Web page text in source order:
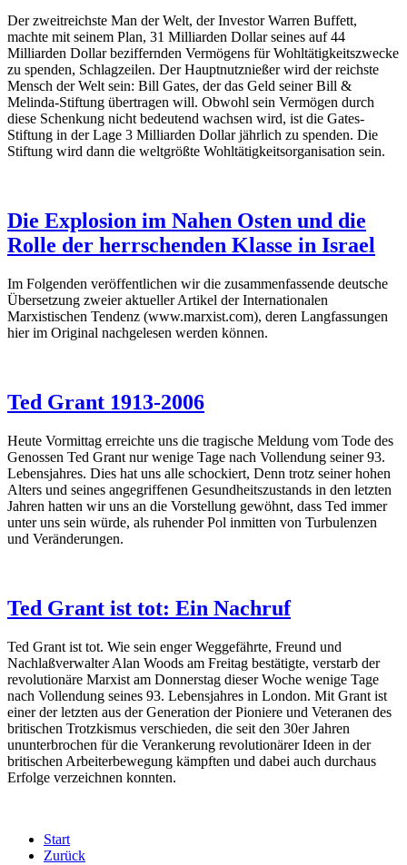
Der zweitreichste Man der Welt, der Investor Warren Buffett,
machte mit seinem Plan, 31 Milliarden Dollar seines auf 44
Milliarden Dollar beziffernden Vermögens für Wohltätigkeitszwecke
zu spenden, Schlagzeilen. Der Hauptnutznießer wird der reichste
Mensch der Welt sein: Bill Gates, der das Geld seiner Bill &
Melinda-Stiftung übertragen will. Obwohl sein Vermögen durch
diese Schenkung nicht bedeutend wachsen wird, ist die Gates-
Stiftung in der Lage 3 Milliarden Dollar jährlich zu spenden. Die
Stiftung wird dann die weltgrößte Wohltätigkeitsorganisation sein.
Die Explosion im Nahen Osten und die
Rolle der herrschenden Klasse in Israel
Im Folgenden veröffentlichen wir die zusammenfassende deutsche
Übersetzung zweier aktueller Artikel der Internationalen
Marxistischen Tendenz (www.marxist.com), deren Langfassungen
hierim Original nachgelesen werden können.
Ted Grant 1913-2006
Heute Vormittag erreichte uns die tragische Meldung vom Tode des
Genossen Ted Grant nur wenige Tage nach Vollendung seiner 93.
Lebensjahres. Dies hat uns alle schockiert, Denn trotz seiner hohen
Alters und seines angegriffenen Gesundheitszustands in den letzten
Jahren hatten wir uns an die Vorstellung gewöhnt, dass Ted immer
unter uns sein würde, als ruhender Pol inmitten von Turbulenzen
und Veränderungen.
Ted Grant ist tot: Ein Nachruf
Ted Grant ist tot. Wie sein enger Weggefährte, Freund und
Nachlaßverwalter Alan Woods am Freitag bestätigte, verstarb der
revolutionäre Marxist am Donnerstag dieser Woche wenige Tage
nach Vollendung seines 93. Lebensjahres in London. Mit Grant ist
einer der letzten aus der Generation der Pioniere und Veteranen des
britischen Trotzkismus verschieden, die seit den 30er Jahren
ununterbrochen für die Verankerung revolutionärer Ideen in der
britischen Arbeiterbewegung kämpften und dabei auch durchaus
Erfolge verzeichnen konnten.
Start
Zurück